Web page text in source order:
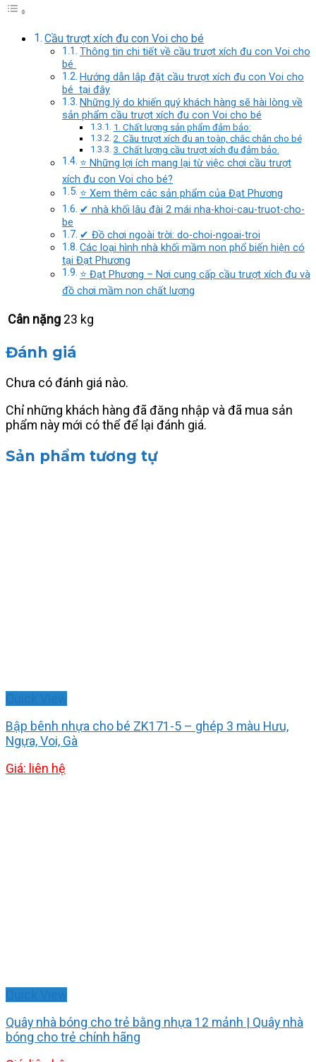
Cầu trượt xích đu con Voi cho bé
Thông tin chi tiết về cầu trượt xích đu con Voi cho
bé
Hướng dẫn lắp đặt cầu trượt xích đu con Voi cho
bé tại đây
Những lý do khiến quý khách hàng sẽ hài lòng về
sản phẩm cầu trượt xích đu con Voi cho bé
1. Chất lượng sản phẩm đảm bảo:
2. Cầu trượt xích đu an toàn, chắc chắn cho bé
3. Chất lượng cầu trượt xích đu đảm bảo.
⭐ Những lợi ích mang lại từ việc chơi cầu trượt
xích đu con Voi cho bé?
⭐ Xem thêm các sản phẩm của Đạt Phương
✔ nhà khối lâu đài 2 mái nha-khoi-cau-truot-cho-
be
✔ Đồ chơi ngoài trời: do-choi-ngoai-troi
Các loại hình nhà khối mầm non phổ biến hiện có
tại Đạt Phương
⭐ Đạt Phương – Nơi cung cấp cầu trượt xích đu và
đồ chơi mầm non chất lượng
Cân nặng 23 kg
Đánh giá
Chưa có đánh giá nào.
Chỉ những khách hàng đã đăng nhập và đã mua sản
phẩm này mới có thể để lại đánh giá.
Sản phẩm tương tự
Bập bênh nhựa cho bé ZK171-5 – ghép 3 màu Hưu,
Ngựa, Voi, Gà
Giá: liên hệ
Quây nhà bóng cho trẻ bằng nhựa 12 mảnh | Quây nhà
bóng cho trẻ chính hãng